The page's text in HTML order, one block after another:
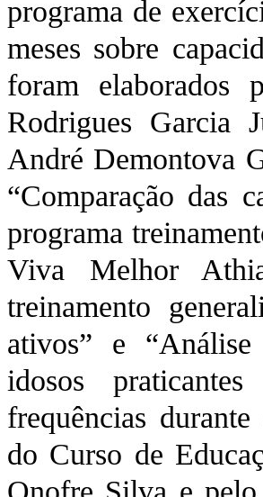
programa de
meses sobre
foram elaborados
Rodrigues Garcia
André Demontova
“Comparação das
programa
Viva Melhor
treinamento
ativos” e “Análise
idosos
frequências
do Curso de